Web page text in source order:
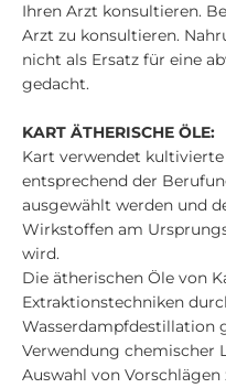
Ihren Arzt konsultieren.
Arzt zu konsultieren.
nicht als Ersatz für eine
gedacht.
KART ÄTHERISCHE ÖLE:
Kart verwendet
entsprechend der
ausgewählt werden und
Wirkstoffen am
wird.
Die ätherischen Öle von
Extraktionstechniken
Wasserdampfdestillation
Verwendung chemischer
Auswahl von